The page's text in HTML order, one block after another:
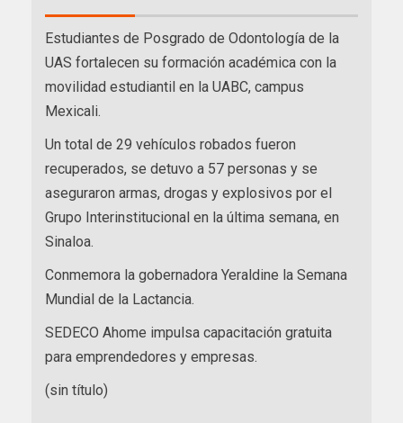
Estudiantes de Posgrado de Odontología de la
UAS fortalecen su formación académica con la
movilidad estudiantil en la UABC, campus
Mexicali.
Un total de 29 vehículos robados fueron
recuperados, se detuvo a 57 personas y se
aseguraron armas, drogas y explosivos por el
Grupo Interinstitucional en la última semana, en
Sinaloa.
Conmemora la gobernadora Yeraldine la Semana
Mundial de la Lactancia.
SEDECO Ahome impulsa capacitación gratuita
para emprendedores y empresas.
(sin título)